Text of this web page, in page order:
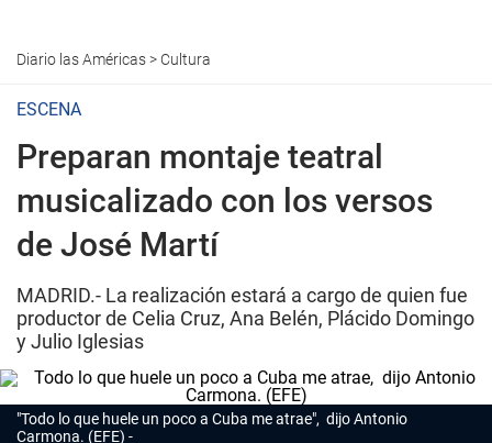
Diario las Américas> Cultura
ESCENA
Preparan montaje teatral
musicalizado con los versos
de José Martí
MADRID.- La realización estará a cargo de quien fue
productor de Celia Cruz, Ana Belén, Plácido Domingo
y Julio Iglesias
"Todo lo que huele un poco a Cuba me atrae", dijo Antonio
Carmona. (EFE)